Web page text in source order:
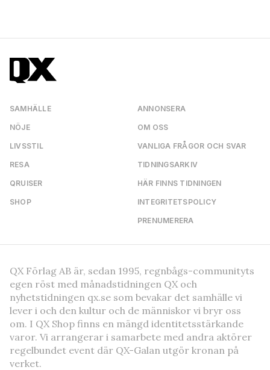
SAMHÄLLE
NÖJE
LIVSSTIL
RESA
QRUISER
SHOP
ANNONSERA
OM OSS
VANLIGA FRÅGOR OCH SVAR
TIDNINGSARKIV
HÄR FINNS TIDNINGEN
INTEGRITETSPOLICY
PRENUMERERA
QX Förlag AB är, sedan 1995, regnbågs-communityts
egen röst med månadstidningen QX och
nyhetstidningen qx.se som bevakar det samhälle vi
lever i och den kultur och de människor vi bryr oss
om. I QX Shop finns en mängd identitetsstärkande
varor. Vi arrangerar i samarbete med andra aktörer
regelbundet event där QX-Galan utgör kronan på
verket.